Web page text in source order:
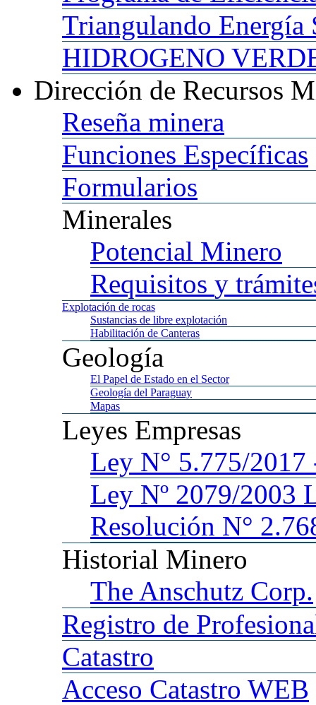
Triangulando Energía
HIDROGENO
Dirección de Recursos
Reseña minera
Funciones Específicas
Formularios
Minerales
Potencial Minero
Requisitos y
Explotación de rocas
Sustancias de libre explotación
Habilitación de Canteras
Geología
El Papel de Estado en el Sector
Geología del Paraguay
Mapas
Leyes Empresas
Ley N° 5.775/
Ley Nº 2079/2003
Resolución N°
Historial Minero
The Anschutz Corp.
Registro de
Catastro
Acceso Catastro WEB